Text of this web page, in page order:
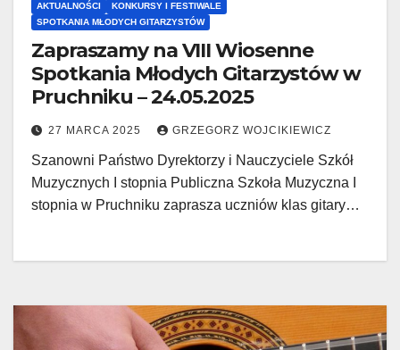
AKTUALNOŚCI
KONKURSY I FESTIWALE
SPOTKANIA MŁODYCH GITARZYSTÓW
Zapraszamy na VIII Wiosenne
Spotkania Młodych Gitarzystów w
Pruchniku – 24.05.2025
27 MARCA 2025 GRZEGORZ WOJCIKIEWICZ
Szanowni Państwo Dyrektorzy i Nauczyciele Szkół
Muzycznych I stopnia Publiczna Szkoła Muzyczna I
stopnia w Pruchniku zaprasza uczniów klas gitary…